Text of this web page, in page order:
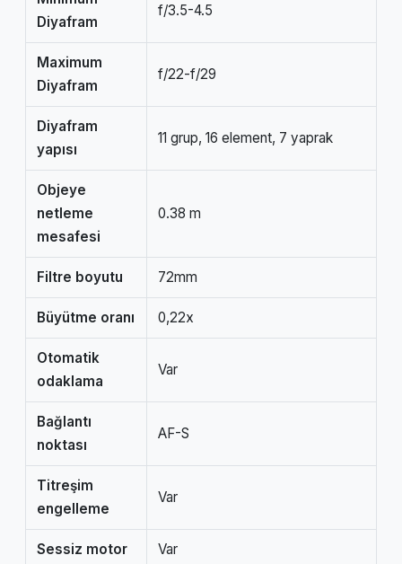
Diyafram
f/3.5-4.5
Maximum
Diyafram
f/22-f/29
Diyafram
yapısı
11 grup, 16 element, 7 yaprak
Objeye
netleme
mesafesi
0.38 m
Filtre boyutu 72mm
Büyütme oranı 0,22x
Otomatik
odaklama
Var
Bağlantı
noktası
AF-S
Titreşim
engelleme
Var
Sessiz motor Var